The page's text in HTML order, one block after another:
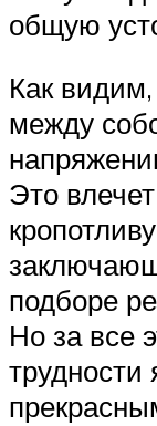
общую
Как
между
Это
подборе
Но за все
трудности